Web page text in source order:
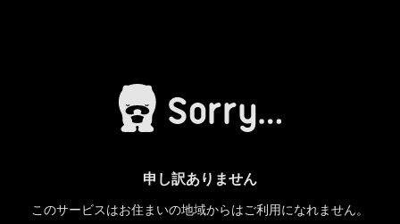
申し訳ありません
このサービスはお住まいの地域からはご利用になれません。